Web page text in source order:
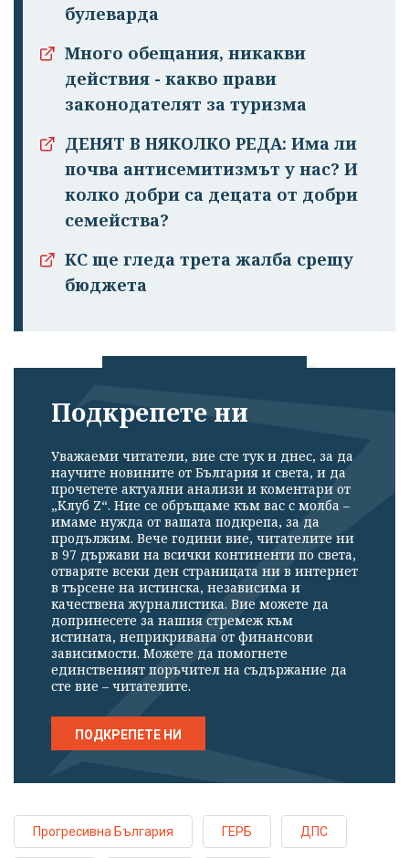
Успешно
профила си!
булеварда
Много обещания, никакви
действия - какво прави
законодателят за туризма
ДЕНЯТ В НЯКОЛКО РЕДА: Има ли
почва антисемитизмът у нас? И
колко добри са децата от добри
семейства?
КС ще гледа трета жалба срещу
бюджета
Подкрепете ни
Уважаеми читатели, вие сте тук и днес, за да
научите новините от България и света, и да
прочетете актуални анализи и коментари от
„Клуб Z“. Ние се обръщаме към вас с молба –
имаме нужда от вашата подкрепа, за да
продължим. Вече години вие, читателите ни
в 97 държави на всички континенти по света,
отваряте всеки ден страницата ни в интернет
в търсене на истинска, независима и
качествена журналистика. Вие можете да
допринесете за нашия стремеж към
истината, неприкривана от финансови
зависимости. Можете да помогнете
единственият поръчител на съдържание да
сте вие – читателите.
ПОДКРЕПЕТЕ НИ
Прогресивна България ГЕРБ ДПС